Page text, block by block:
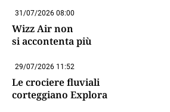
31/07/2026 08:00
Wizz Air non
si accontenta più
29/07/2026 11:52
Le crociere fluviali
corteggiano Explora